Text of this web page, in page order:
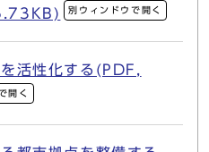
別ウィンドウで開く
活性化する(PDF,
開く